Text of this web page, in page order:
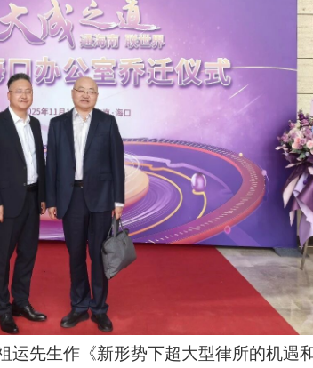
运先生作《新形势下超大型律所的机遇